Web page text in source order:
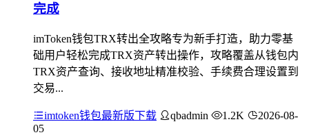
完成
imToken钱包TRX转出全攻略专为新手打造，助力零基
础用户轻松完成TRX资产转出操作，攻略覆盖从钱包内
TRX资产查询、接收地址精准校验、手续费合理设置到
交易...
imtoken钱包最新版下载 qbadmin 1.2K
2026-08-
05